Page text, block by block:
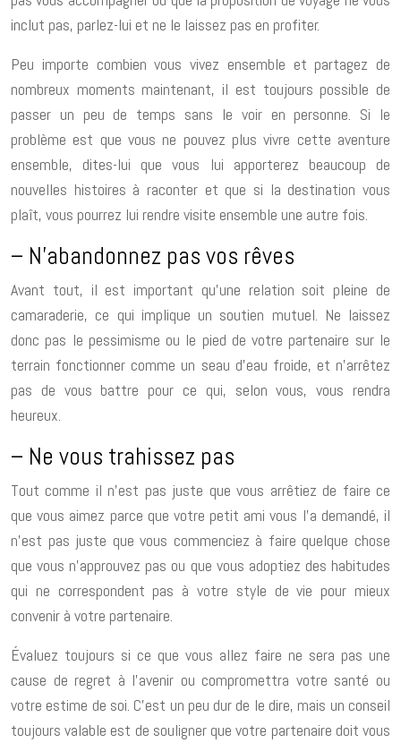
inclut pas, parlez-lui et ne le laissez pas en profiter.
Peu importe combien vous vivez ensemble et partagez de
nombreux moments maintenant, il est toujours possible de
passer un peu de temps sans le voir en personne. Si le
problème est que vous ne pouvez plus vivre cette aventure
ensemble, dites-lui que vous lui apporterez beaucoup de
nouvelles histoires à raconter et que si la destination vous
plaît, vous pourrez lui rendre visite ensemble une autre fois.
– N’abandonnez pas vos rêves
Avant tout, il est important qu’une relation soit pleine de
camaraderie, ce qui implique un soutien mutuel. Ne laissez
donc pas le pessimisme ou le pied de votre partenaire sur le
terrain fonctionner comme un seau d’eau froide, et n’arrêtez
pas de vous battre pour ce qui, selon vous, vous rendra
heureux.
– Ne vous trahissez pas
Tout comme il n’est pas juste que vous arrêtiez de faire ce
que vous aimez parce que votre petit ami vous l’a demandé, il
n’est pas juste que vous commenciez à faire quelque chose
que vous n’approuvez pas ou que vous adoptiez des habitudes
qui ne correspondent pas à votre style de vie pour mieux
convenir à votre partenaire.
Évaluez toujours si ce que vous allez faire ne sera pas une
cause de regret à l’avenir ou compromettra votre santé ou
votre estime de soi. C’est un peu dur de le dire, mais un conseil
toujours valable est de souligner que votre partenaire doit vous